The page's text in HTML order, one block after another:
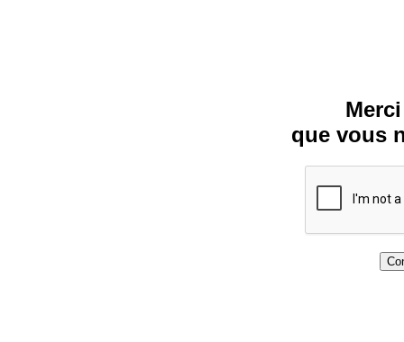
que vous